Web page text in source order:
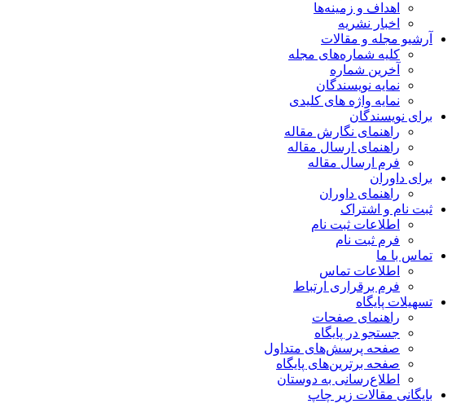
اهداف و زمینه‌ها
اخبار نشریه
آرشیو مجله و مقالات
کلیه شماره‌های مجله
آخرین شماره
نمایه نویسندگان
نمایه واژه های کلیدی
برای نویسندگان
راهنمای نگارش مقاله
راهنمای ارسال مقاله
فرم ارسال مقاله
برای داوران
راهنمای داوران
ثبت نام و اشتراک
اطلاعات ثبت نام
فرم ثبت نام
تماس با ما
اطلاعات تماس
فرم برقراری ارتباط
تسهیلات پایگاه
راهنمای صفحات
جستجو در پایگاه
صفحه پرسش‌های متداول
صفحه برترین‌های پایگاه
اطلاع‌رسانی به دوستان
بایگانی مقالات زیر چاپ